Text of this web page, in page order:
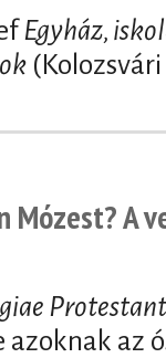
Egyház,
A
az